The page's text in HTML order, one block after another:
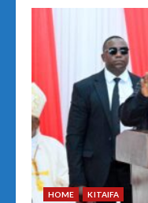
HOME KITAIFA